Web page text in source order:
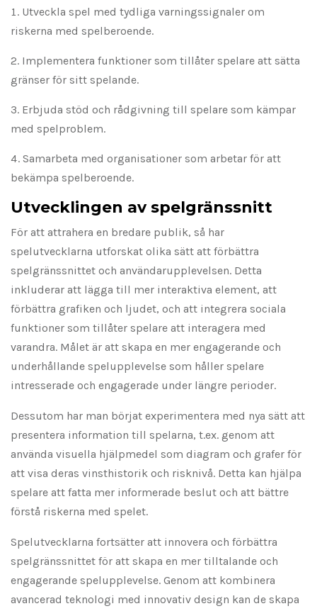
Utveckla spel med tydliga varningssignaler om
riskerna med spelberoende.
Implementera funktioner som tillåter spelare att sätta
gränser för sitt spelande.
Erbjuda stöd och rådgivning till spelare som kämpar
med spelproblem.
Samarbeta med organisationer som arbetar för att
bekämpa spelberoende.
Utvecklingen av spelgränssnitt
För att attrahera en bredare publik, så har
spelutvecklarna utforskat olika sätt att förbättra
spelgränssnittet och användarupplevelsen. Detta
inkluderar att lägga till mer interaktiva element, att
förbättra grafiken och ljudet, och att integrera sociala
funktioner som tillåter spelare att interagera med
varandra. Målet är att skapa en mer engagerande och
underhållande spelupplevelse som håller spelare
intresserade och engagerade under längre perioder.
Dessutom har man börjat experimentera med nya sätt att
presentera information till spelarna, t.ex. genom att
använda visuella hjälpmedel som diagram och grafer för
att visa deras vinsthistorik och risknivå. Detta kan hjälpa
spelare att fatta mer informerade beslut och att bättre
förstå riskerna med spelet.
Spelutvecklarna fortsätter att innovera och förbättra
spelgränssnittet för att skapa en mer tilltalande och
engagerande spelupplevelse. Genom att kombinera
avancerad teknologi med innovativ design kan de skapa